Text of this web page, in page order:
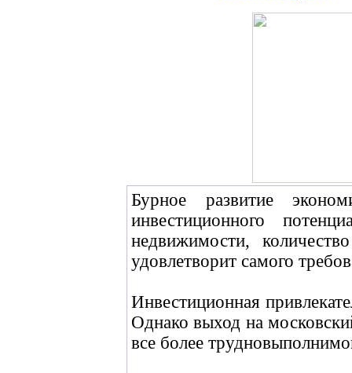
Бурное развитие
инвестиционного
недвижимости,
удовлетворит самого
Инвестиционная
Однако выход на
все более